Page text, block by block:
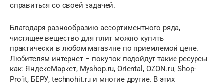
справиться со своей задачей.
Благодаря разнообразию ассортиментного ряда,
чистящее вещество для плит можно купить
практически в любом магазине по приемлемой цене.
Любителям интернет – покупок подойдут такие ресурсы
как: ЯндексМаркет, Myshop.ru, Oriental, OZON.ru, Shop-
Profit, БЕРУ, technohit.ru и многие другие. В этих